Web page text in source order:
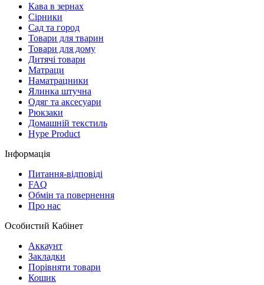
Кава в зернах
Сірники
Сад та город
Товари для тварин
Товари для дому
Дитячі товари
Матраци
Наматрацники
Ялинка штучна
Одяг та аксесуари
Рюкзаки
Домашній текстиль
Hype Product
Інформація
Питання-відповіді
FAQ
Обмін та повернення
Про нас
Особистий Кабінет
Аккаунт
Закладки
Порівняти товари
Кошик